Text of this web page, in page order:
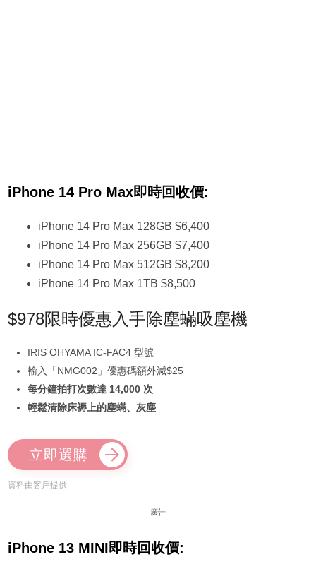
iPhone 14 Pro Max即時回收價:
iPhone 14 Pro Max 128GB $6,400
iPhone 14 Pro Max 256GB $7,400
iPhone 14 Pro Max 512GB $8,200
iPhone 14 Pro Max 1TB $8,500
$978限時優惠入手除塵蟎吸塵機
IRIS OHYAMA IC-FAC4 型號
輸入「NMG002」優惠碼額外減$25
每分鐘拍打次數達 14,000 次
輕鬆清除床褥上的塵蟎、灰塵
立即選購
資料由客戶提供
廣告
iPhone 13 MINI即時回收價: